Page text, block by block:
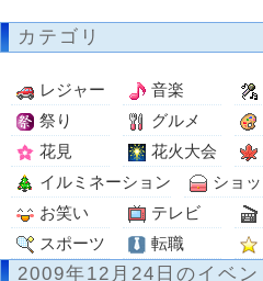
カテゴリ
レジャー 音楽
祭り
グルメ
花見
花火大会
イルミネーション
ショ
お笑い
テレビ
スポーツ
転職
2009年12月24日のイベン